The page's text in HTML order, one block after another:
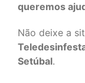
queremos
Não deixe a
Setúbal.